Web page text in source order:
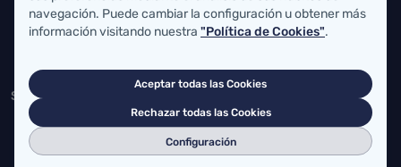
atencionusuario@cantabria.es
Servicio Cántabro de Salud
Cardenal Herrera Oria, S/N 39011 Santander, Cantabria
buzgen.dg@scsalud.es
navegación. Puede cambiar la configuración u obtener más
información visitando nuestra "Política de Cookies".
Aceptar todas las Cookies
Rechazar todas las Cookies
Configuración